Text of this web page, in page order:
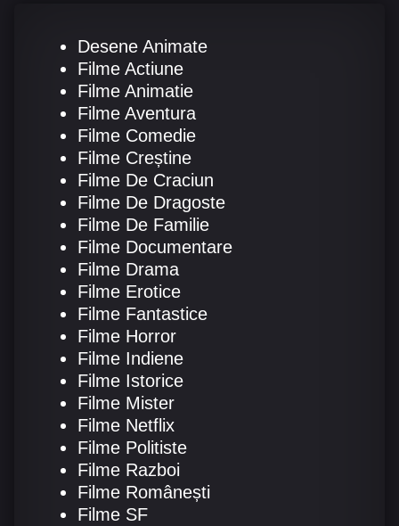
Desene Animate
Filme Actiune
Filme Animatie
Filme Aventura
Filme Comedie
Filme Creștine
Filme De Craciun
Filme De Dragoste
Filme De Familie
Filme Documentare
Filme Drama
Filme Erotice
Filme Fantastice
Filme Horror
Filme Indiene
Filme Istorice
Filme Mister
Filme Netflix
Filme Politiste
Filme Razboi
Filme Românești
Filme SF